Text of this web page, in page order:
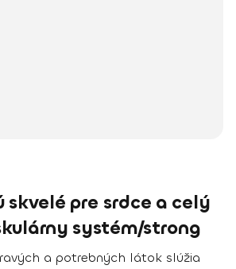
skvelé pre srdce a celý
systém/strong
a potrebných látok slúžia